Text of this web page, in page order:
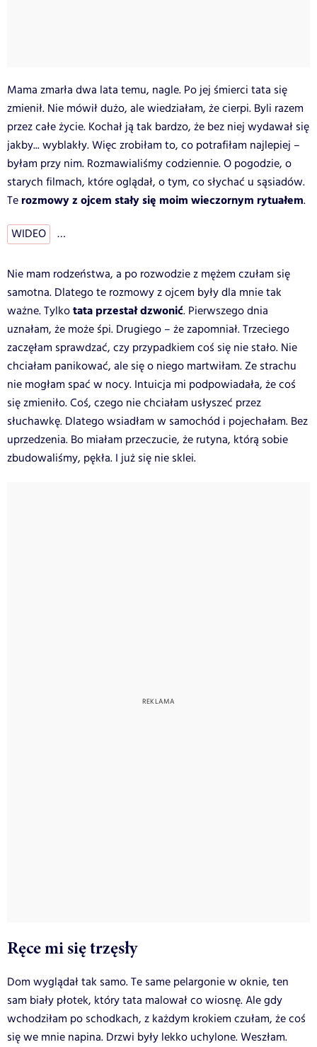
Mama zmarła dwa lata temu, nagle. Po jej śmierci tata się
zmienił. Nie mówił dużo, ale wiedziałam, że cierpi. Byli razem
przez całe życie. Kochał ją tak bardzo, że bez niej wydawał się
jakby... wyblakły. Więc zrobiłam to, co potrafiłam najlepiej –
byłam przy nim. Rozmawialiśmy codziennie. O pogodzie, o
starych filmach, które oglądał, o tym, co słychać u sąsiadów.
Te rozmowy z ojcem stały się moim wieczornym rytuałem.
WIDEO …
Nie mam rodzeństwa, a po rozwodzie z mężem czułam się
samotna. Dlatego te rozmowy z ojcem były dla mnie tak
ważne. Tylkotata przestał dzwonić. Pierwszego dnia
uznałam, że może śpi. Drugiego – że zapomniał. Trzeciego
zaczęłam sprawdzać, czy przypadkiem coś się nie stało. Nie
chciałam panikować, ale się o niego martwiłam. Ze strachu
nie mogłam spać w nocy. Intuicja mi podpowiadała, że coś
się zmieniło. Coś, czego nie chciałam usłyszeć przez
słuchawkę. Dlatego wsiadłam w samochód i pojechałam. Bez
uprzedzenia. Bo miałam przeczucie, że rutyna, którą sobie
zbudowaliśmy, pękła. I już się nie sklei.
Ręce mi się trzęsły
Dom wyglądał tak samo. Te same pelargonie w oknie, ten
sam biały płotek, który tata malował co wiosnę. Ale gdy
wchodziłam po schodkach, z każdym krokiem czułam, że coś
się we mnie napina. Drzwi były lekko uchylone.Weszłam.